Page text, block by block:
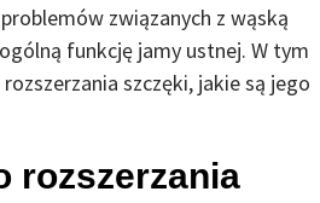
związanych z wąską
funkcję jamy ustnej. W tym
szczęki, jakie są jego
rozszerzania